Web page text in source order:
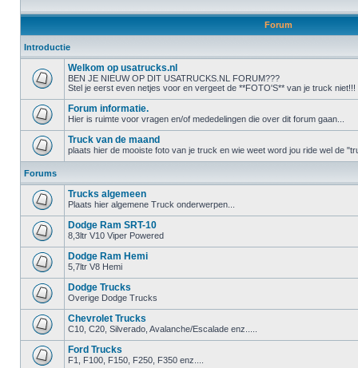
Forum
Introductie
Welkom op usatrucks.nl
BEN JE NIEUW OP DIT USATRUCKS.NL FORUM???
Stel je eerst even netjes voor en vergeet de **FOTO'S** van je truck niet!!!
Forum informatie.
Hier is ruimte voor vragen en/of mededelingen die over dit forum gaan...
Truck van de maand
plaats hier de mooiste foto van je truck en wie weet word jou ride wel de
Forums
Trucks algemeen
Plaats hier algemene Truck onderwerpen...
Dodge Ram SRT-10
8,3ltr V10 Viper Powered
Dodge Ram Hemi
5,7ltr V8 Hemi
Dodge Trucks
Overige Dodge Trucks
Chevrolet Trucks
C10, C20, Silverado, Avalanche/Escalade enz.....
Ford Trucks
F1, F100, F150, F250, F350 enz....